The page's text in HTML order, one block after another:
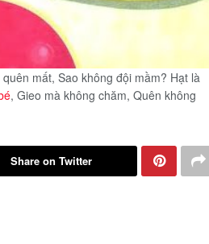
mất, Sao không đội mầm? Hạt là
, Gieo mà không chăm, Quên không
Share on Twitter